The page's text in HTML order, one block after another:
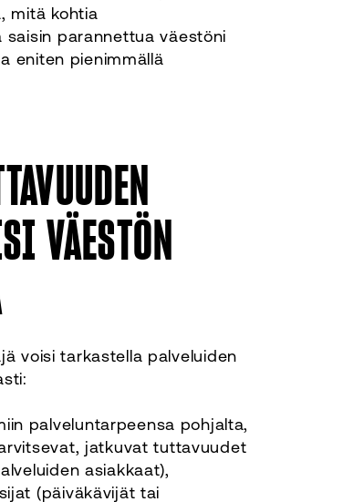
mitä kohtia
parannettua väestöni
eniten pienimmällä
VÄESTÖN
voisi tarkastella palveluiden
palveluntarpeensa pohjalta,
jatkuvat tuttavuudet
asiakkaat),
(päiväkävijät tai